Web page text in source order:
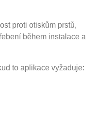
proti otiskům prstů,
během instalace a
to aplikace vyžaduje: